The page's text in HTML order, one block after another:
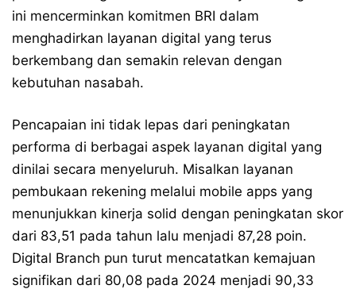
ini mencerminkan komitmen BRI dalam
menghadirkan layanan digital yang terus
berkembang dan semakin relevan dengan
kebutuhan nasabah.
Pencapaian ini tidak lepas dari peningkatan
performa di berbagai aspek layanan digital yang
dinilai secara menyeluruh. Misalkan layanan
pembukaan rekening melalui mobile apps yang
menunjukkan kinerja solid dengan peningkatan skor
dari 83,51 pada tahun lalu menjadi 87,28 poin.
Digital Branch pun turut mencatatkan kemajuan
signifikan dari 80,08 pada 2024 menjadi 90,33